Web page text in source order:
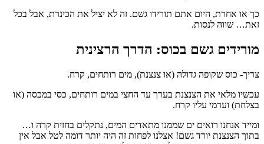
כך או אחרת, היום אתם תורידו גשם. זה לא יציל את הכינרת, אבל בכל
זאת… שווה לנסות.
מורידים גשם בכוס: הדרך הרצינית
צריך- כוס שקופה גדולה (או צנצנת), מים רותחים, קרח.
עכשיו מלאי את הצנצנת בערך עד החצי במים רותחים, כסי במכסה (או
בצלחת) וערמי עליו קרח.
ומייד אנחנו רואים ים שממנו מתאדים המים, נתקלים בחזית קרה ו…
בתוך הצנצנת יורד גשם! אצלנו לפחות זה היה יותר דומה לטל אבל אין